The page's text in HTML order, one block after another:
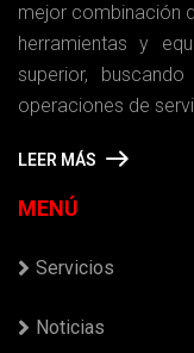
mejor combinación
herramientas y
superior,
operaciones de
LEER MÁS
MENÚ
Servicios
Noticias